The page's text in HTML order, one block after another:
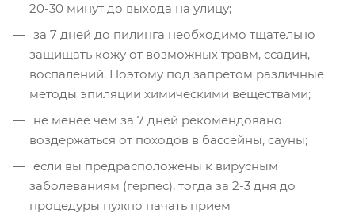
20-30 минут до выхода на улицу;
за 7 дней до пилинга необходимо тщательно
защищать кожу от возможных травм, ссадин,
воспалений. Поэтому под запретом различные
методы эпиляции химическими веществами;
не менее чем за 7 дней рекомендовано
воздержаться от походов в бассейны, сауны;
если вы предрасположены к вирусным
заболеваниям (герпес), тогда за 2-3 дня до
процедуры нужно начать прием